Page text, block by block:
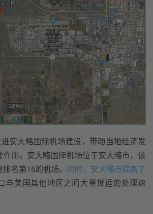
进安大略国际机场建设，带动当地经济发
作用。安大略国际机场位于安大略市，该
名第15的机场。 同时，安大略市提高了
与美国其他地区之间大量货运的处理速